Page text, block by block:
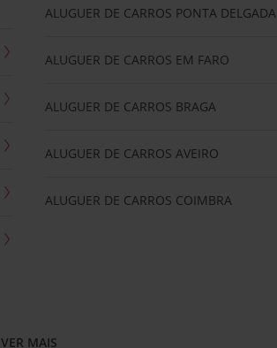
ALUGUER DE CARROS PONTA DELGADA
ALUGUER DE CARROS EM FARO
ALUGUER DE CARROS BRAGA
ALUGUER DE CARROS AVEIRO
ALUGUER DE CARROS COIMBRA
VER MAIS